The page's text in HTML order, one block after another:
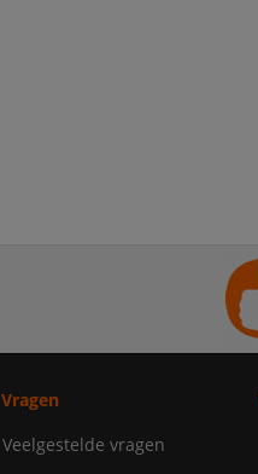
Vragen
Veelgestelde vragen